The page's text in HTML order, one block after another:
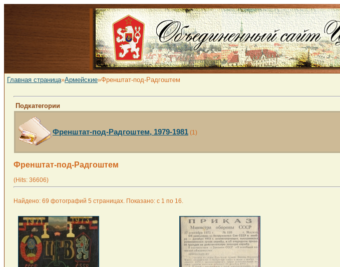
Главная страница»Армейские»Френштат-под-Радгоштем
Подкатегории
Френштат-под-Радгоштем, 1979-1981 (1)
Френштат-под-Радгоштем
(Hits: 36606)
Найдено: 69 фотографий 5 страницах. Показано: с 1 по 16.